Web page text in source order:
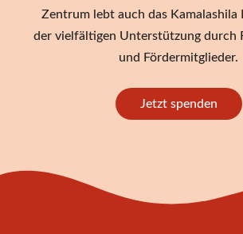
Zentrum lebt auch das
der vielfältigen Unterstützung durch
und Fördermitglieder.
Jetzt spenden